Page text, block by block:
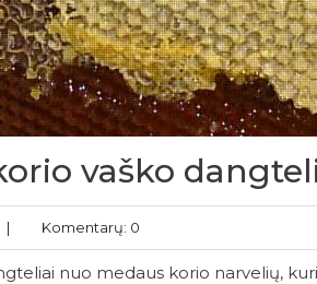
vaško
| Komentarų: 0
nuo medaus korio narvelių,